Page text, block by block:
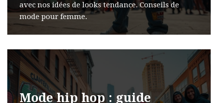
avec nos idées de looks tendance. Conseils de
mode pour femme.
Mode hip hop : guide